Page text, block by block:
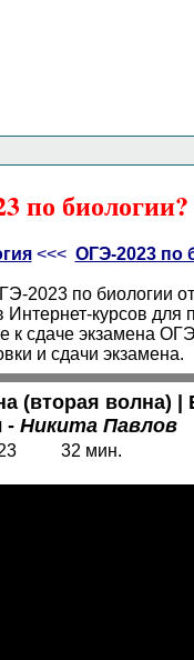
по
<<< ОГЭ-2023 по
2023 по биологии
курсов для
к сдаче экзамена
и сдачи экзамена.
(вторая волна)
- Никита Павлов
32 мин.